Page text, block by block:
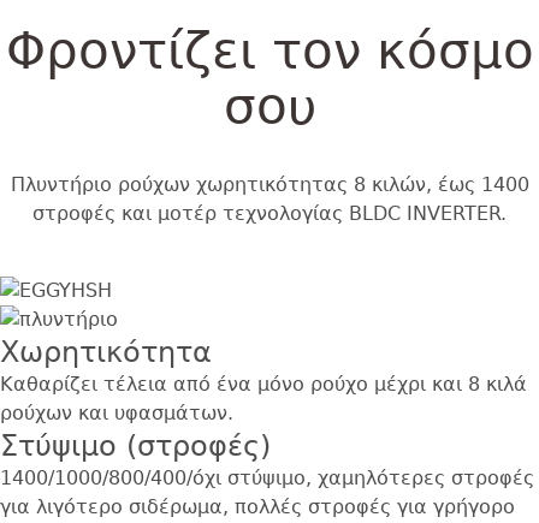
Φροντίζει τον κόσμο
σου
Πλυντήριο ρούχων χωρητικότητας 8 κιλών, έως 1400
στροφές και μοτέρ τεχνολογίας BLDC INVERTER.
Εικόνα
Image
Χωρητικότητα
Καθαρίζει τέλεια από ένα μόνο ρούχο μέχρι και 8 κιλά
ρούχων και υφασμάτων.
Στύψιμο (στροφές)
1400/1000/800/400/όχι στύψιμο, χαμηλότερες στροφές
για λιγότερο σιδέρωμα, πολλές στροφές για γρήγορο